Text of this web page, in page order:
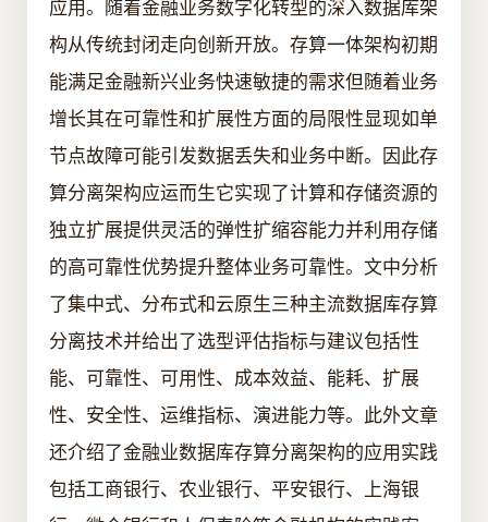
应用。随着金融业务数字化转型的深入数据库架
构从传统封闭走向创新开放。存算一体架构初期
能满足金融新兴业务快速敏捷的需求但随着业务
增长其在可靠性和扩展性方面的局限性显现如单
节点故障可能引发数据丢失和业务中断。因此存
算分离架构应运而生它实现了计算和存储资源的
独立扩展提供灵活的弹性扩缩容能力并利用存储
的高可靠性优势提升整体业务可靠性。文中分析
了集中式、分布式和云原生三种主流数据库存算
分离技术并给出了选型评估指标与建议包括性
能、可靠性、可用性、成本效益、能耗、扩展
性、安全性、运维指标、演进能力等。此外文章
还介绍了金融业数据库存算分离架构的应用实践
包括工商银行、农业银行、平安银行、上海银